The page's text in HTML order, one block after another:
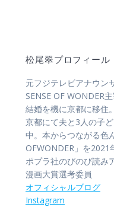
松尾翠プロフィール
元フジテレビアナウン
SENSE OF WONDER主
結婚を機に京都に移住
京都にて夫と3人の子
中。本からつながる色
OFWONDER」を2021
ポプラ社のびのび読み
漫画大賞選考委員
オフィシャルブログ
Instagram